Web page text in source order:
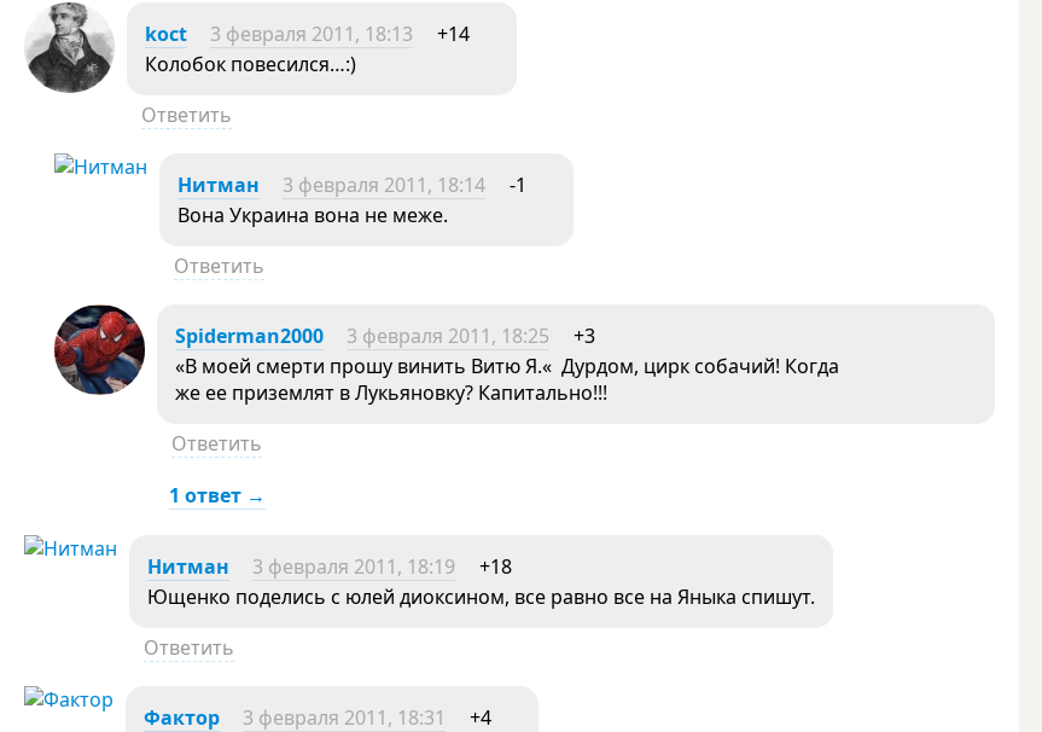
koct 3 февраля 2011, 18:13
+14
Колобок повесился…:)
Ответить
Нитман 3 февраля 2011, 18:14
-1
Вона Украина вона не меже.
Ответить
Spiderman2000 3 февраля 2011, 18:25
+3
«В моей смерти прошу винить Витю Я.« Дурдом, цирк собачий! Когда
же ее приземлят в Лукьяновку? Капитально!!!
Ответить
1 ответ →
Нитман 3 февраля 2011, 18:19
+18
Ющенко поделись с юлей диоксином, все равно все на Яныка спишут.
Ответить
Фактор 3 февраля 2011, 18:31
+4